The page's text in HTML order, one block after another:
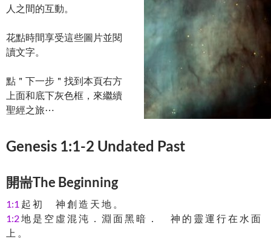
人之間的互動。
花點時間享受這些圖片並閱
讀文字。
點＂下一步＂找到本頁右方
上面和底下灰色框，來繼續
聖經之旅⋯
Genesis 1:1-2 Undated Past
開耑The Beginning
1:1 起 初 神 創 造 天 地 。
1:2地 是 空 虛 混 沌 ． 淵 面 黑 暗 ． 神 的 靈 運 行 在 水 面
上 。